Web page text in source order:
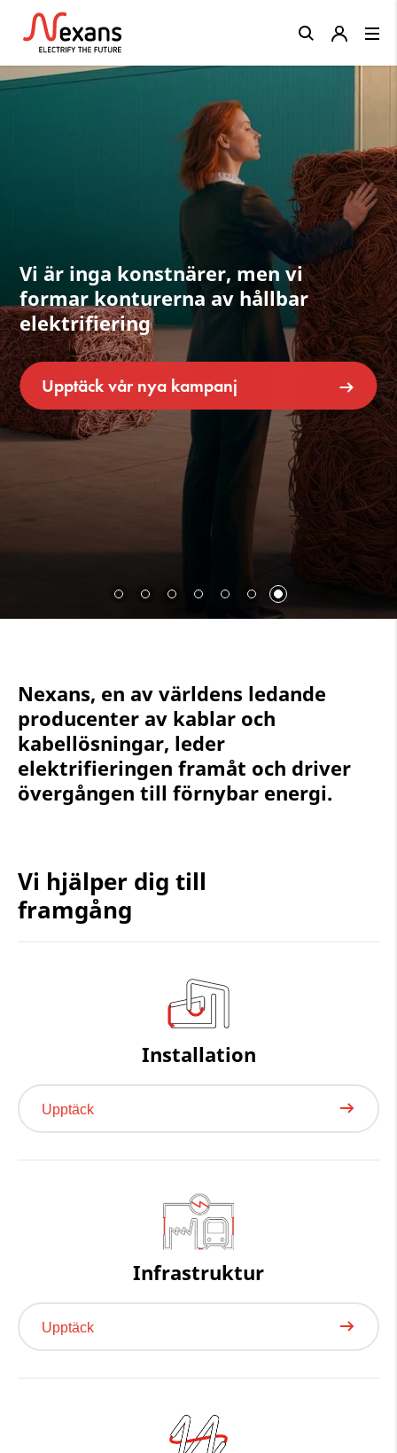
Vi är inga konstnärer, men vi
formar konturerna av hållbar
elektrifiering
Upptäck vår nya kampanj
Nexans, en av världens ledande
producenter av kablar och
kabellösningar, leder
elektrifieringen framåt och driver
övergången till förnybar energi.
Vi hjälper dig till
framgång
Installation
Upptäck
Infrastruktur
Upptäck
Close